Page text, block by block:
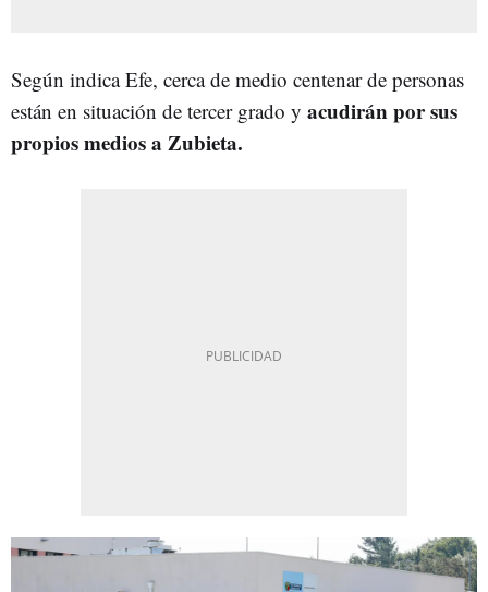
Según indica Efe, cerca de medio centenar de personas
están en situación de tercer grado y acudirán por sus
propios medios a Zubieta.